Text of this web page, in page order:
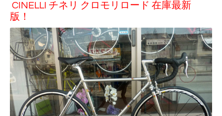
CINELLI チネリ クロモリロード 在庫最新
版！